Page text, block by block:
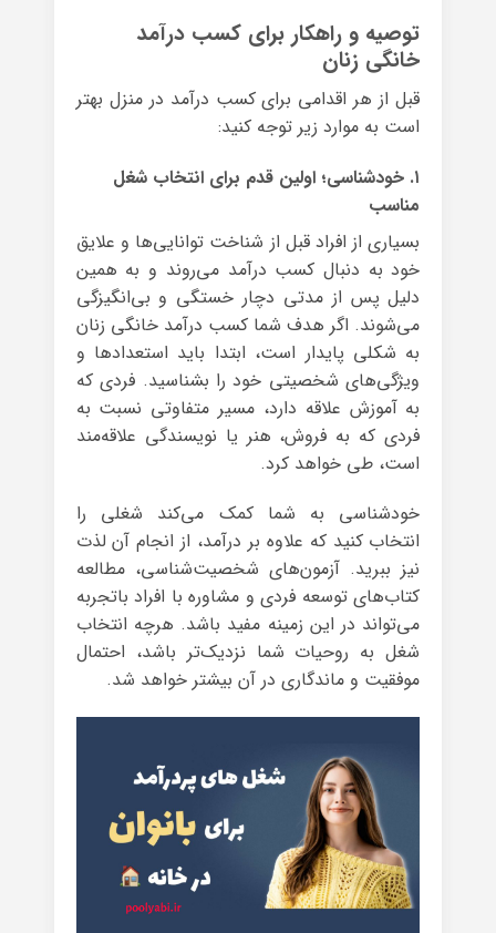
توصیه و راهکار برای کسب درآمد
خانگی زنان
قبل از هر اقدامی برای کسب درآمد در منزل بهتر
است به موارد زیر توجه کنید:
۱. خودشناسی؛ اولین قدم برای انتخاب شغل
مناسب
بسیاری از افراد قبل از شناخت توانایی‌ها و علایق
خود به دنبال کسب درآمد می‌روند و به همین
دلیل پس از مدتی دچار خستگی و بی‌انگیزگی
می‌شوند. اگر هدف شما کسب درآمد خانگی زنان
به شکلی پایدار است، ابتدا باید استعدادها و
ویژگی‌های شخصیتی خود را بشناسید. فردی که
به آموزش علاقه دارد، مسیر متفاوتی نسبت به
فردی که به فروش، هنر یا نویسندگی علاقه‌مند
است، طی خواهد کرد.
خودشناسی به شما کمک می‌کند شغلی را
انتخاب کنید که علاوه بر درآمد، از انجام آن لذت
نیز ببرید. آزمون‌های شخصیت‌شناسی، مطالعه
کتاب‌های توسعه فردی و مشاوره با افراد باتجربه
می‌تواند در این زمینه مفید باشد. هرچه انتخاب
شغل به روحیات شما نزدیک‌تر باشد، احتمال
موفقیت و ماندگاری در آن بیشتر خواهد شد.